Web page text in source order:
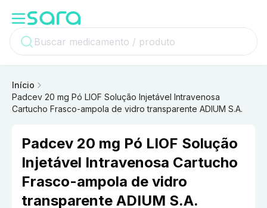
Início
Padcev 20 mg Pó LIOF Solução Injetável Intravenosa
Cartucho Frasco-ampola de vidro transparente ADIUM S.A.
Padcev 20 mg Pó LIOF Solução
Injetável Intravenosa Cartucho
Frasco-ampola de vidro
transparente ADIUM S.A.